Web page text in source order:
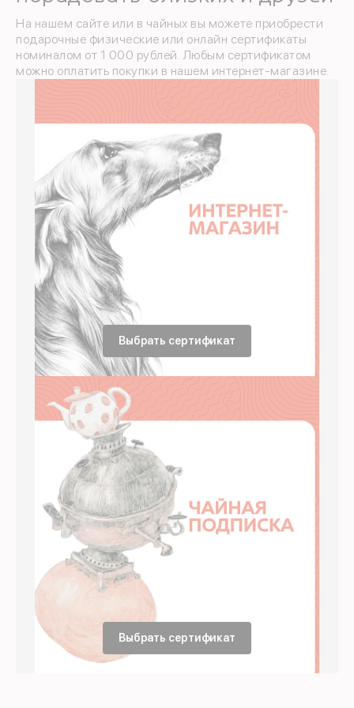
На нашем сайте или в чайных вы можете приобрести
подарочные физические или онлайн сертификаты
номиналом от 1 000 рублей. Любым сертификатом
можно оплатить покупки в нашем интернет-магазине.
Выбрать сертификат
Выбрать сертификат